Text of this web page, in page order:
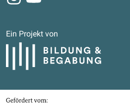
Ein Projekt von
Bildung und Begabung
Gefördert von
Bundesministerium für Bildung, Familie,